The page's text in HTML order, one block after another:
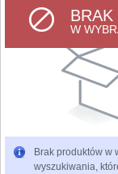
W
Brak produktów w
wyszukiwania,